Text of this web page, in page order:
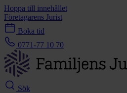
Hoppa till innehållet
Företagarens Jurist
Boka tid
0771-77 10 70
Sök